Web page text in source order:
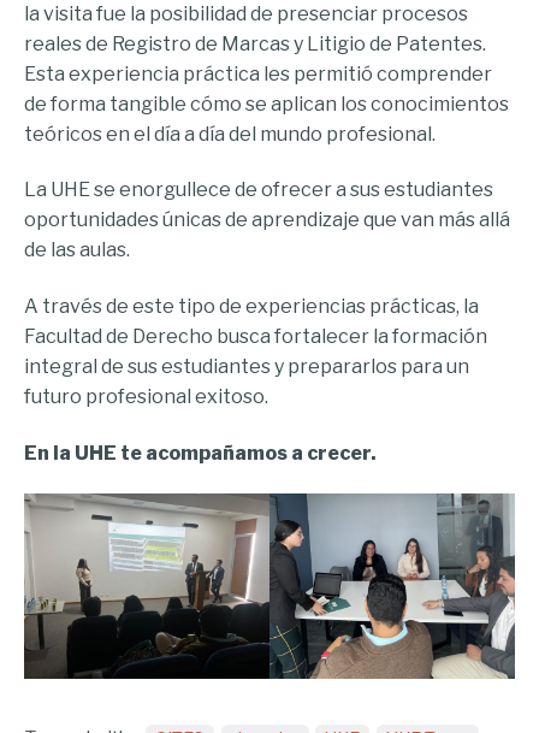
la visita fue la posibilidad de presenciar procesos
reales de Registro de Marcas y Litigio de Patentes.
Esta experiencia práctica les permitió comprender
de forma tangible cómo se aplican los conocimientos
teóricos en el día a día del mundo profesional.
La UHE se enorgullece de ofrecer a sus estudiantes
oportunidades únicas de aprendizaje que van más allá
de las aulas.
A través de este tipo de experiencias prácticas, la
Facultad de Derecho busca fortalecer la formación
integral de sus estudiantes y prepararlos para un
futuro profesional exitoso.
En la UHE te acompañamos a crecer.